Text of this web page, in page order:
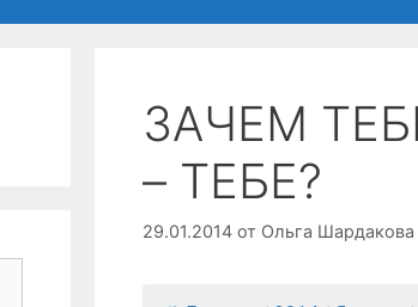
ЗАЧЕМ
– ТЕБЕ?
29.01.2014 от Ольга Шардакова